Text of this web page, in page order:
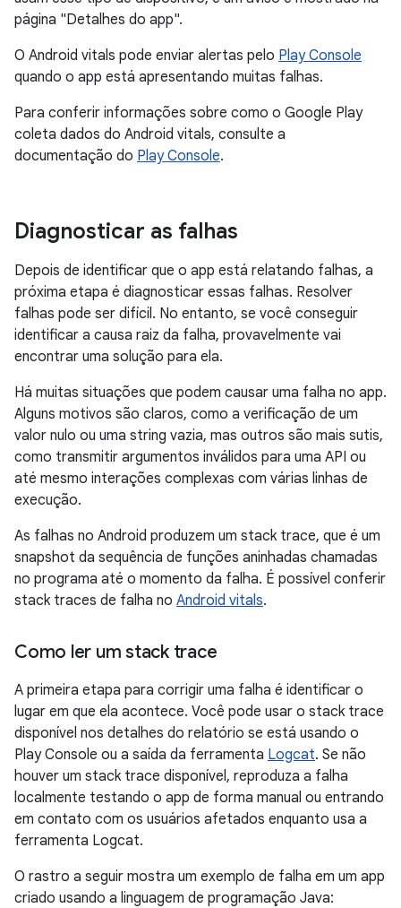
página "Detalhes do app".
O Android vitals pode enviar alertas pelo Play Console
quando o app está apresentando muitas falhas.
Para conferir informações sobre como o Google Play
coleta dados do Android vitals, consulte a
documentação do Play Console.
Diagnosticar as falhas
Depois de identificar que o app está relatando falhas, a
próxima etapa é diagnosticar essas falhas. Resolver
falhas pode ser difícil. No entanto, se você conseguir
identificar a causa raiz da falha, provavelmente vai
encontrar uma solução para ela.
Há muitas situações que podem causar uma falha no app.
Alguns motivos são claros, como a verificação de um
valor nulo ou uma string vazia, mas outros são mais sutis,
como transmitir argumentos inválidos para uma API ou
até mesmo interações complexas com várias linhas de
execução.
As falhas no Android produzem um stack trace, que é um
snapshot da sequência de funções aninhadas chamadas
no programa até o momento da falha. É possível conferir
stack traces de falha no Android vitals.
Como ler um stack trace
A primeira etapa para corrigir uma falha é identificar o
lugar em que ela acontece. Você pode usar o stack trace
disponível nos detalhes do relatório se está usando o
Play Console ou a saída da ferramenta Logcat. Se não
houver um stack trace disponível, reproduza a falha
localmente testando o app de forma manual ou entrando
em contato com os usuários afetados enquanto usa a
ferramenta Logcat.
O rastro a seguir mostra um exemplo de falha em um app
criado usando a linguagem de programação Java: